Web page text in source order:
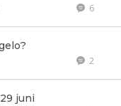
6
2
juni